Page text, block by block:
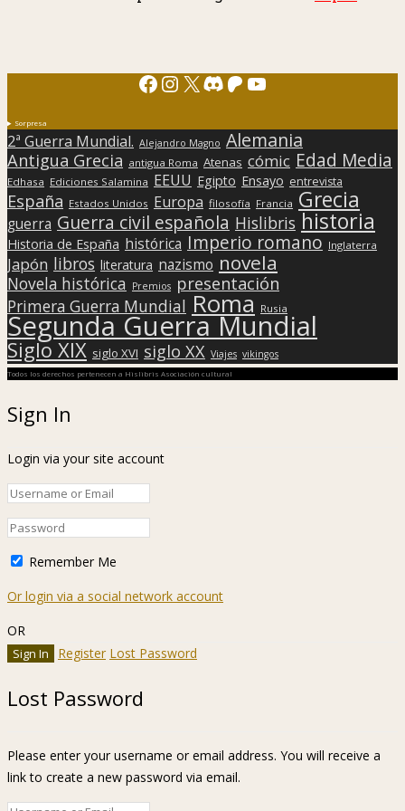
Facebook
Instagram
X Discord
Patreon
YouTube
Sorpresa
2ª Guerra Mundial. Alejandro Magno Alemania
Antigua Grecia antigua Roma Atenas cómic Edad Media
Edhasa Ediciones Salamina EEUU Egipto Ensayo entrevista
España Estados Unidos Europa filosofía Francia Grecia
guerra Guerra civil española Hislibris historia
Historia de España histórica Imperio romano Inglaterra
Japón libros literatura nazismo novela
Novela histórica Premios presentación
Primera Guerra Mundial Roma Rusia
Segunda Guerra Mundial
Siglo XIX siglo XVI siglo XX Viajes vikingos
Todos los derechos pertenecen a Hislibris Asociación cultural
Sign In
Login via your site account
Remember Me
Or login via a social network account
OR
Register Lost Password
Lost Password
Please enter your username or email address. You will receive a
link to create a new password via email.